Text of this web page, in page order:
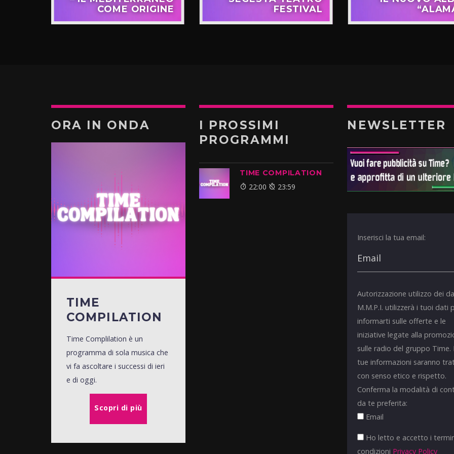
COME ORIGINE
FESTIVAL
ORA IN ONDA
TIME
COMPILATION
Time Complilation è un
programma di sola musica che
vi fa ascoltare i successi di ieri
e di oggi.
Scopri di più
I PROSSIMI
PROGRAMMI
TIME COMPILATION
22:00 23:59
NEWSLETTER
Inserisci la tua email:
Autorizzazione utilizzo dei
M.M.P.I. utilizzerà i tuoi dati
informarti sulle offerte e le
iniziative legate alla
sulle radio del gruppo Time.
tue informazioni saranno
con senso etico e rispetto.
Conferma la modalità di
da te preferita:
Email
Ho letto e accetto i
condizioni Privacy Policy